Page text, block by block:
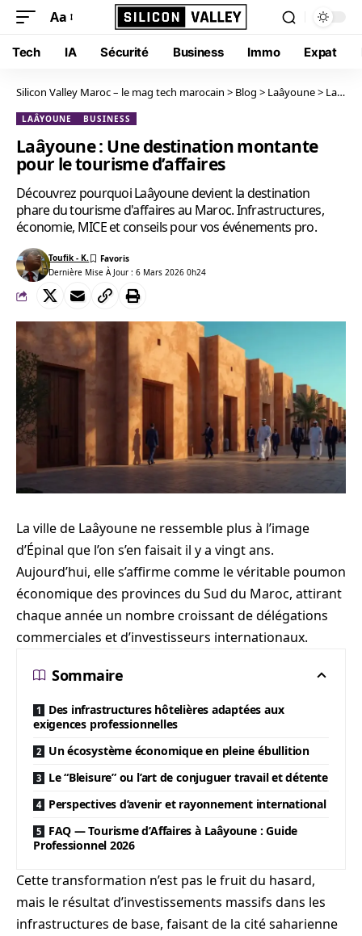
Aa
Tech IA Sécurité Business Immo Expat
Silicon Valley Maroc – le mag tech marocain > Blog > Laâyoune> Laâyoune : Une destination montante pour le tourisme d’affaires
LAÂYOUNE BUSINESS
Laâyoune : Une destination montante
pour le tourisme d’affaires
Découvrez pourquoi Laâyoune devient la destination
phare du tourisme d'affaires au Maroc. Infrastructures,
économie, MICE et conseils pour vos événements pro.
Dernière Mise À Jour : 6 Mars 2026 0h24
Toufik - K.
La ville de Laâyoune ne ressemble plus à l’image
d’Épinal que l’on s’en faisait il y a vingt ans.
Aujourd’hui, elle s’affirme comme le véritable poumon
économique des provinces du Sud du Maroc, attirant
chaque année un nombre croissant de délégations
commerciales et d’investisseurs internationaux.
Sommaire
Des infrastructures hôtelières adaptées aux
exigences professionnelles
Un écosystème économique en pleine ébullition
Le “Bleisure” ou l’art de conjuguer travail et détente
Perspectives d’avenir et rayonnement international
FAQ — Tourisme d’Affaires à Laâyoune : Guide
Professionnel 2026
Cette transformation n’est pas le fruit du hasard,
mais le résultat d’investissements massifs dans les
infrastructures de base, faisant de la cité saharienne